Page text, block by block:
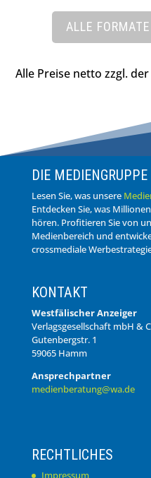
ALLE
Alle Preise netto zzgl.
DIE MEDIENGRUPPE
Lesen Sie, was unsere
Entdecken Sie, was
hören. Profitieren Sie von
Medienbereich und
crossmediale
KONTAKT
Westfälischer Anzeiger
Verlagsgesellschaft mbH &
Gutenbergstr. 1
59065 Hamm
Ansprechpartner
medienberatung@wa.de
RECHTLICHES
Impressum